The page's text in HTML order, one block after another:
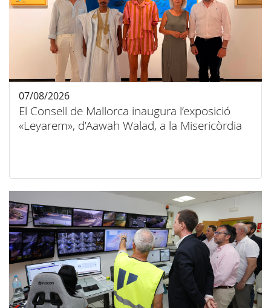
El Consell de Mallorca inaugura l’exposició
«Leyarem», d’Aawah Walad, a la Misericòrdia
07/08/2026